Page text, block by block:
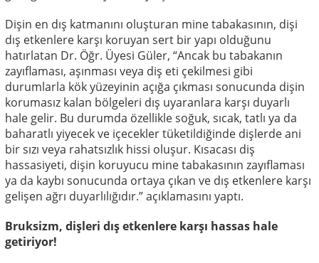
Dişin en dış katmanını oluşturan mine tabakasının, dişi
dış etkenlere karşı koruyan sert bir yapı olduğunu
hatırlatan Dr. Öğr. Üyesi Güler, “Ancak bu tabakanın
zayıflaması, aşınması veya diş eti çekilmesi gibi
durumlarla kök yüzeyinin açığa çıkması sonucunda dişin
korumasız kalan bölgeleri dış uyaranlara karşı duyarlı
hale gelir. Bu durumda özellikle soğuk, sıcak, tatlı ya da
baharatlı yiyecek ve içecekler tüketildiğinde dişlerde ani
bir sızı veya rahatsızlık hissi oluşur. Kısacası diş
hassasiyeti, dişin koruyucu mine tabakasının zayıflaması
ya da kaybı sonucunda ortaya çıkan ve dış etkenlere karşı
gelişen ağrı duyarlılığıdır.” açıklamasını yaptı.
Bruksizm, dişleri dış etkenlere karşı hassas hale
getiriyor!